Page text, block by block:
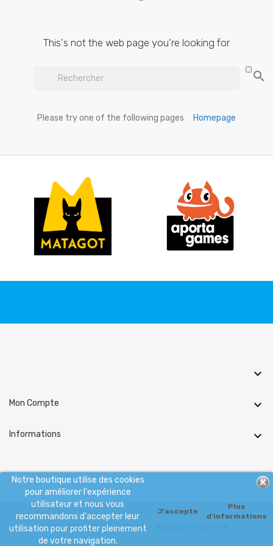
Notre boutique utilise des cookies
pour améliorer l'expérience
utilisateur et nous vous
recommandons d'accepter leur
utilisation pour profiter pleinement
de votre navigation.
J'accepte
Plus
d'informations
This's not the web page you're looking for

Please try one of the following pages Homepage

Mon Compte 
Informations 
Copyright 2021 Surfin Meeple - Tous droits réservés